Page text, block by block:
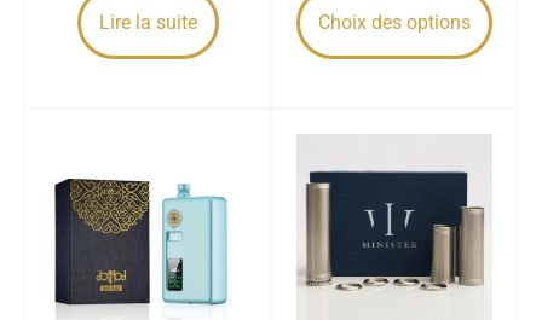
Lire la suite Choix des options